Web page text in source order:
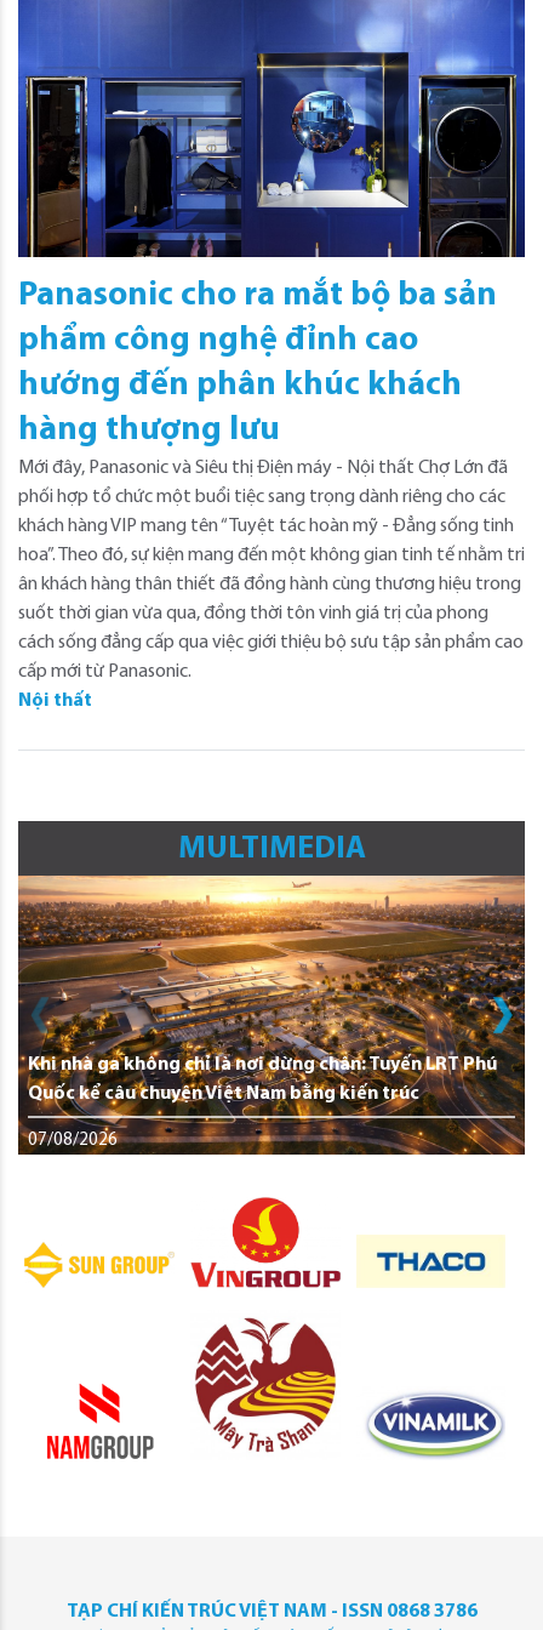
Panasonic cho ra mắt bộ ba sản
phẩm công nghệ đỉnh cao
hướng đến phân khúc khách
hàng thượng lưu
Mới đây, Panasonic và Siêu thị Điện máy - Nội thất Chợ Lớn đã
phối hợp tổ chức một buổi tiệc sang trọng dành riêng cho các
khách hàng VIP mang tên “Tuyệt tác hoàn mỹ - Đẳng sống tinh
hoa”. Theo đó, sự kiện mang đến một không gian tinh tế nhằm tri
ân khách hàng thân thiết đã đồng hành cùng thương hiệu trong
suốt thời gian vừa qua, đồng thời tôn vinh giá trị của phong
cách sống đẳng cấp qua việc giới thiệu bộ sưu tập sản phẩm cao
cấp mới từ Panasonic.
Nội thất
MULTIMEDIA
Khi nhà ga không chỉ là nơi dừng chân: Tuyến LRT Phú
Quốc kể câu chuyện Việt Nam bằng kiến trúc
07/08/2026
TẠP CHÍ KIẾN TRÚC VIỆT NAM - ISSN 0868 3786